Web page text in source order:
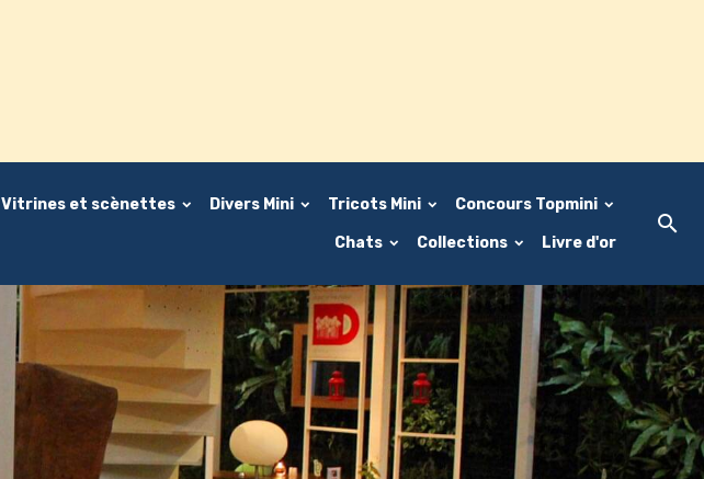
Vitrines et scènettes Divers Mini Tricots Mini Concours Topmini
Chats Collections Livre d'or